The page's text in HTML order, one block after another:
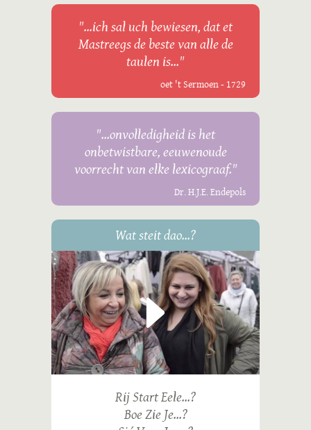
"...ich sal uch bewiesen, dat et
Mastreegs de beste van alle de
taulen is..."
oet 't Sermoen - 1729
"...onvolledigheid is het
onbetwistbare, eeuwenoude
voorrecht van elke lexicograaf."
Dr. H.J.E. Endepols
Wat steit dao...?
Rij Start Eele...?
Boe Zie Je...?